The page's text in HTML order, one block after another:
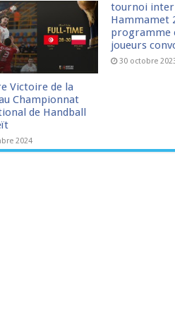
Victoire de la
Championnat
de Handball
2024
tournoi
Hammamet
programme
joueurs
30 octobre